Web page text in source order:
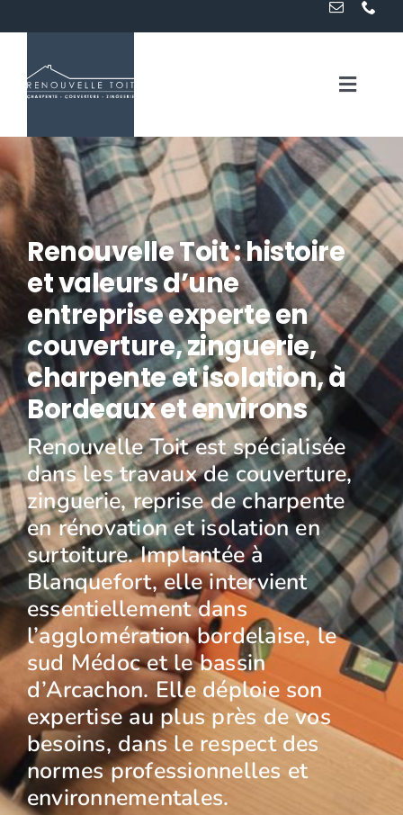
au
Toggle
Accueil
Services
A propos
Contact
Renouvelle Toit : histoire
et valeurs d’une
entreprise experte en
couverture, zinguerie,
charpente et isolation, à
Bordeaux et environs
Renouvelle Toit est spécialisée
dans les travaux de couverture,
zinguerie, reprise de charpente
en rénovation et isolation en
surtoiture. Implantée à
Blanquefort, elle intervient
essentiellement dans
l’agglomération bordelaise, le
sud Médoc et le bassin
d’Arcachon. Elle déploie son
expertise au plus près de vos
besoins, dans le respect des
normes professionnelles et
environnementales.